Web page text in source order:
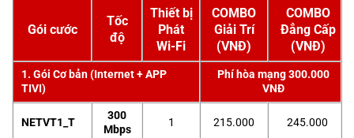
Gói cước
Tốc
độ
Thiết bị
Phát
Wi-Fi
COMBO
Giải Trí
(VNĐ)
COMBO
Đẳng Cấp
(VNĐ)
1. Gói Cơ bản (Internet + APP
TIVI)
Phí hòa mạng 300.000
VNĐ
NETVT1_T
300
Mbps
1 215.000 245.000